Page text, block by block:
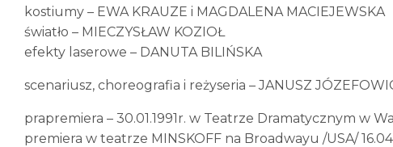
kostiumy – EWA KRAUZE i MAGDALENA MACIEJEWSKA
światło – MIECZYSŁAW KOZIOŁ
efekty laserowe – DANUTA BILIŃSKA
scenariusz, choreografia i reżyseria – JANUSZ
prapremiera – 30.01.1991r. w Teatrze Dramatycznym w
premiera w teatrze MINSKOFF na Broadwayu /USA/